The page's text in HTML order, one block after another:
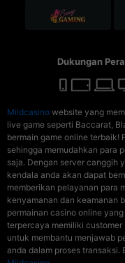
Dukungan
Mildcasino website yang
live game seperti Baccarat,
bermain game online terbaik!
sehingga memudahkan para
saja. Dengan server canggih
kendala anda akan dapat
memberikan pelayanan para
kenyamanan dan keamanan
permainan casino online
terpercaya memiliki
untuk membantu menjawab
anda dalam proses